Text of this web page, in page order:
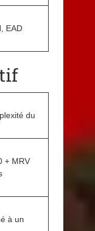
EAD
du
+ MRV
à un